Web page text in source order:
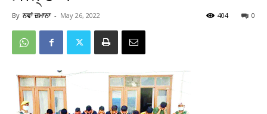
By ਨਵਾਂ ਜ਼ਮਾਨਾ - May 26, 2022 0
404